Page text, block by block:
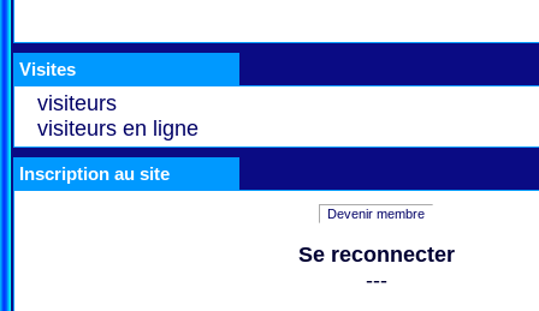
Visites
visiteurs
visiteurs en ligne
Inscription au site
Devenir membre
Se reconnecter
---